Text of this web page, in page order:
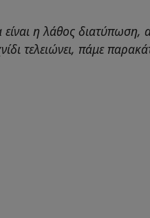
η λάθος διατύπωση,
τελειώνει, πάμε